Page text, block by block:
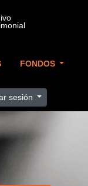
FONDOS
sesión